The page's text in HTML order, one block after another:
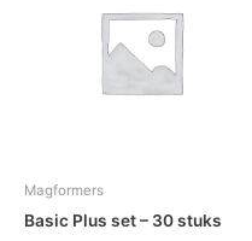
Magformers
Basic Plus set – 30 stuks